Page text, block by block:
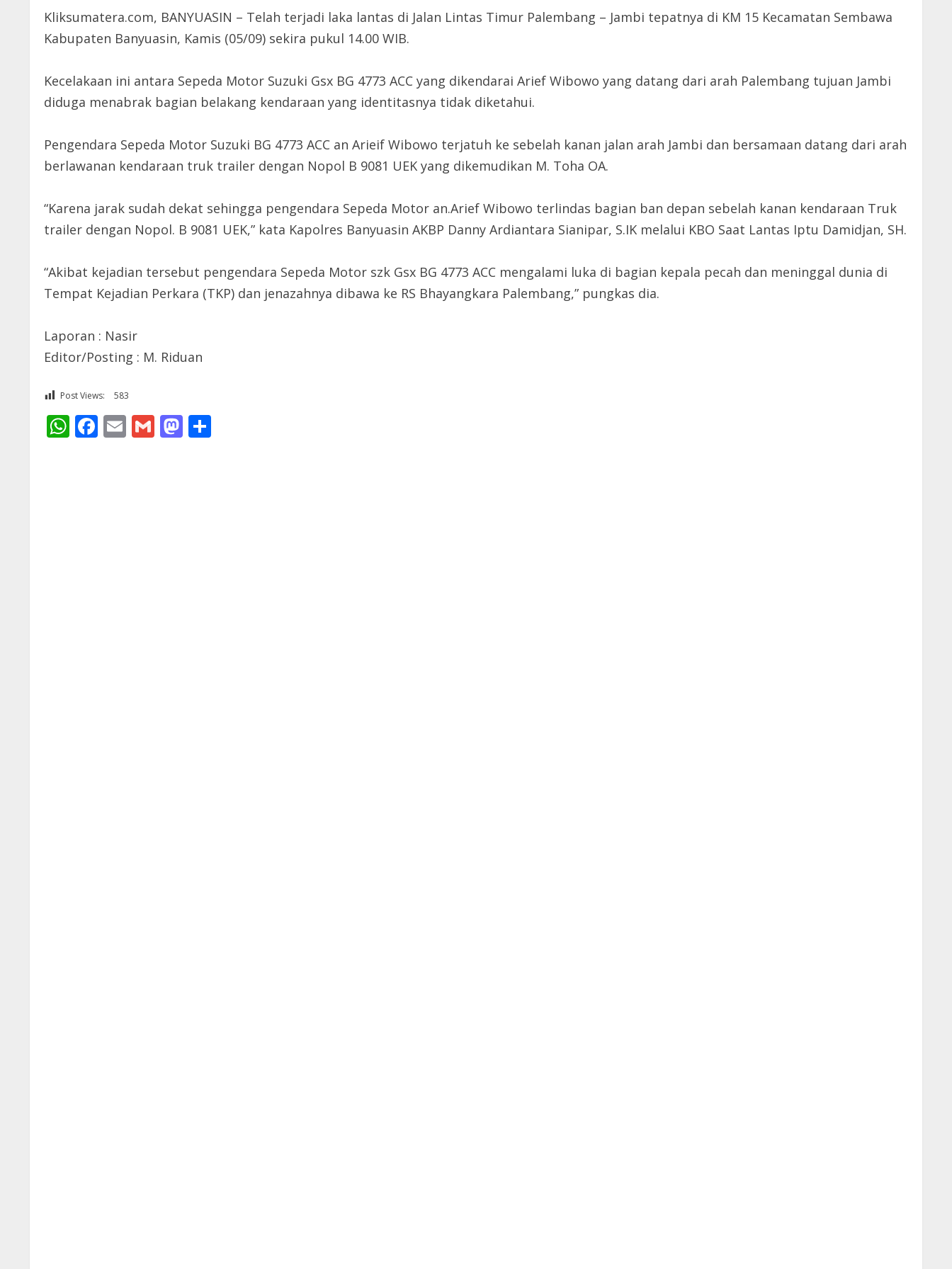
Kliksumatera.com, BANYUASIN – Telah terjadi laka lantas di Jalan Lintas Timur Palembang – Jambi tepatnya di KM 15 Kecamatan Sembawa
Kabupaten Banyuasin, Kamis (05/09) sekira pukul 14.00 WIB.
Kecelakaan ini antara Sepeda Motor Suzuki Gsx BG 4773 ACC yang dikendarai Arief Wibowo yang datang dari arah Palembang tujuan Jambi
diduga menabrak bagian belakang kendaraan yang identitasnya tidak diketahui.
Pengendara Sepeda Motor Suzuki BG 4773 ACC an Arieif Wibowo terjatuh ke sebelah kanan jalan arah Jambi dan bersamaan datang dari arah
berlawanan kendaraan truk trailer dengan Nopol B 9081 UEK yang dikemudikan M. Toha OA.
“Karena jarak sudah dekat sehingga pengendara Sepeda Motor an.Arief Wibowo terlindas bagian ban depan sebelah kanan kendaraan Truk
trailer dengan Nopol. B 9081 UEK,” kata Kapolres Banyuasin AKBP Danny Ardiantara Sianipar, S.IK melalui KBO Saat Lantas Iptu Damidjan, SH.
“Akibat kejadian tersebut pengendara Sepeda Motor szk Gsx BG 4773 ACC mengalami luka di bagian kepala pecah dan meninggal dunia di
Tempat Kejadian Perkara (TKP) dan jenazahnya dibawa ke RS Bhayangkara Palembang,” pungkas dia.
Laporan : Nasir
Editor/Posting : M. Riduan
Post Views: 583
WhatsApp
Facebook
EmailGmailMastodon